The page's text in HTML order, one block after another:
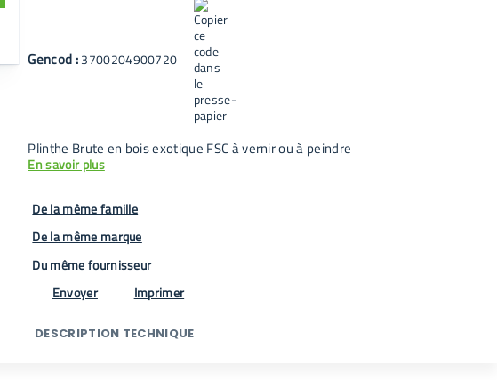
Gencod :3700204900720
Plinthe Brute en bois exotique FSC à vernir ou à peindre
En savoir plus
De la même famille
De la même marque
Du même fournisseur
Envoyer
Imprimer
DESCRIPTION TECHNIQUE